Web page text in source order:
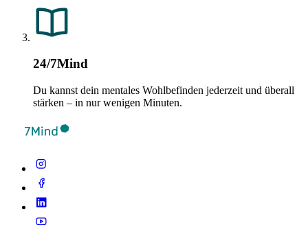
24/7Mind
Du kannst dein mentales Wohlbefinden jederzeit und überall
stärken – in nur wenigen Minuten.